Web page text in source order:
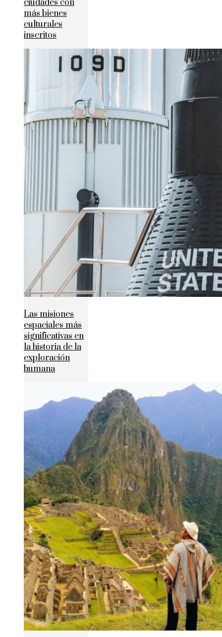
ciudades con
más bienes
culturales
inscritos
Las misiones
espaciales más
significativas en
la historia de la
exploración
humana